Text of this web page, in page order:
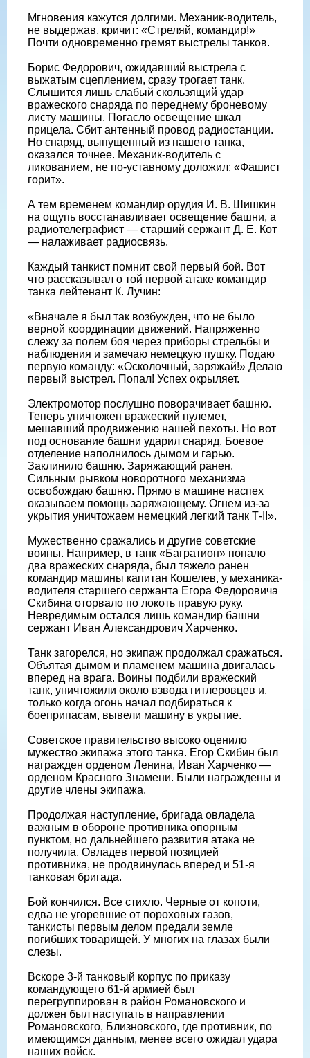
Мгновения кажутся долгими. Механик-водитель,
не выдержав, кричит: «Стреляй, командир!»
Почти одновременно гремят выстрелы танков.
Борис Федорович, ожидавший выстрела с
выжатым сцеплением, сразу трогает танк.
Слышится лишь слабый скользящий удар
вражеского снаряда по переднему броневому
листу машины. Погасло освещение шкал
прицела. Сбит антенный провод радиостанции.
Но снаряд, выпущенный из нашего танка,
оказался точнее. Механик-водитель с
ликованием, не по-уставному доложил: «Фашист
горит».
А тем временем командир орудия И. В. Шишкин
на ощупь восстанавливает освещение башни, а
радиотелеграфист — старший сержант Д. Е. Кот
— налаживает радиосвязь.
Каждый танкист помнит свой первый бой. Вот
что рассказывал о той первой атаке командир
танка лейтенант К. Лучин:
«Вначале я был так возбужден, что не было
верной координации движений. Напряженно
слежу за полем боя через приборы стрельбы и
наблюдения и замечаю немецкую пушку. Подаю
первую команду: «Осколочный, заряжай!» Делаю
первый выстрел. Попал! Успех окрыляет.
Электромотор послушно поворачивает башню.
Теперь уничтожен вражеский пулемет,
мешавший продвижению нашей пехоты. Но вот
под основание башни ударил снаряд. Боевое
отделение наполнилось дымом и гарью.
Заклинило башню. Заряжающий ранен.
Сильным рывком новоротного механизма
освобождаю башню. Прямо в машине наспех
оказываем помощь заряжающему. Огнем из-за
укрытия уничтожаем немецкий легкий танк Т-II».
Мужественно сражались и другие советские
воины. Например, в танк «Багратион» попало
два вражеских снаряда, был тяжело ранен
командир машины капитан Кошелев, у механика-
водителя старшего сержанта Егора Федоровича
Скибина оторвало по локоть правую руку.
Невредимым остался лишь командир башни
сержант Иван Александрович Харченко.
Танк загорелся, но экипаж продолжал сражаться.
Объятая дымом и пламенем машина двигалась
вперед на врага. Воины подбили вражеский
танк, уничтожили около взвода гитлеровцев и,
только когда огонь начал подбираться к
боеприпасам, вывели машину в укрытие.
Советское правительство высоко оценило
мужество экипажа этого танка. Егор Скибин был
награжден орденом Ленина, Иван Харченко —
орденом Красного Знамени. Были награждены и
другие члены экипажа.
Продолжая наступление, бригада овладела
важным в обороне противника опорным
пунктом, но дальнейшего развития атака не
получила. Овладев первой позицией
противника, не продвинулась вперед и 51-я
танковая бригада.
Бой кончился. Все стихло. Черные от копоти,
едва не угоревшие от пороховых газов,
танкисты первым делом предали земле
погибших товарищей. У многих на глазах были
слезы.
Вскоре 3-й танковый корпус по приказу
командующего 61-й армией был
перегруппирован в район Романовского и
должен был наступать в направлении
Романовского, Близновского, где противник, по
имеющимся данным, менее всего ожидал удара
наших войск.